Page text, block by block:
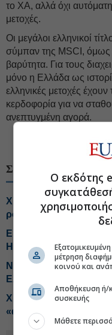
το ΧΑ, αλλά όχι
μετοχές.
Οι μεγάλοι ελληνικοί
σύμπαν της MSCI, όμως
βαρύτητα. Για τους
μόνο η Ελλάδα ως
ελληνικές μετοχές
κερδοφορία για να
ανεπτυγμένη αγορά.
ΣΧΕΤΙΚΑ ΘΕΜΑΤΑ
Χρηματιστήριο
ρόλος του MSCI
Είσοδο στα protein
HBC
Νέο καταστατικό για
Ελλάδα και εξωτερικό
Χρηματιστήριο:
«ακτινογραφία» του
Ο εκδότης
μέτρηση
κοινού και
Αποθήκευση ή/
συσκευής
Μάθετε